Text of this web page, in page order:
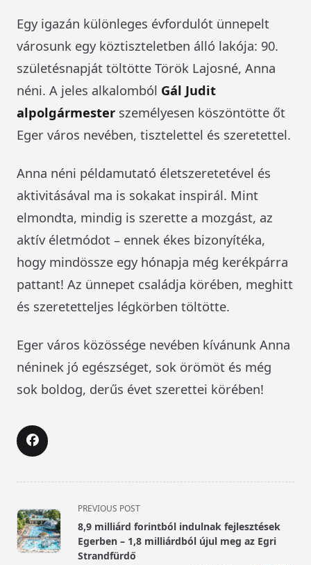
Egy igazán különleges évfordulót ünnepelt
városunk egy köztiszteletben álló lakója: 90.
születésnapját töltötte Török Lajosné, Anna
néni. A jeles alkalomból Gál Judit
alpolgármester személyesen köszöntötte őt
Eger város nevében, tisztelettel és szeretettel.
Anna néni példamutató életszeretetével és
aktivitásával ma is sokakat inspirál. Mint
elmondta, mindig is szerette a mozgást, az
aktív életmódot – ennek ékes bizonyítéka,
hogy mindössze egy hónapja még kerékpárra
pattant! Az ünnepet családja körében, meghitt
és szeretetteljes légkörben töltötte.
Eger város közössége nevében kívánunk Anna
néninek jó egészséget, sok örömöt és még
sok boldog, derűs évet szerettei körében!
<span
class="nav-
subtitle
screen-
PREVIOUS POST
8,9 milliárd forintból indulnak fejlesztések
Egerben – 1,8 milliárdból újul meg az Egri
Strandfürdő